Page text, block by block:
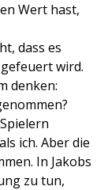
Wert hast,
dass es
wird.
denken:
ich. Aber die
In Jakobs
zu tun,